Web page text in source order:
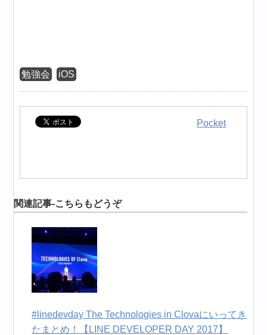
勉強会 iOS
Pocket
関連記事-こちらもどうぞ
#linedevday The Technologies in Clovaにいってき
たまとめ！【LINE DEVELOPER DAY 2017】